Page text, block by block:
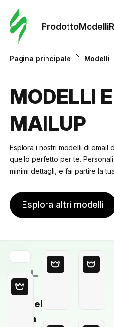
ProdottoModelli
Pagina principale Modelli
MODELLI
MAILUP
Esplora i nostri modelli di email
quello perfetto per te.
minimi dettagli, e fai partire la
Esplora altri modelli
Modello
in